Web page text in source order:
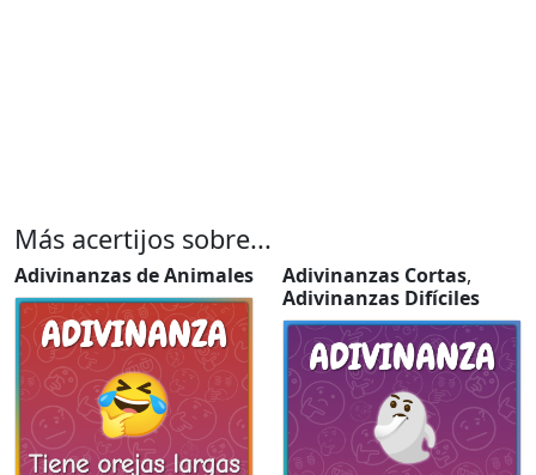
Más acertijos sobre...
Adivinanzas de Animales Adivinanzas Cortas,
Adivinanzas Difíciles